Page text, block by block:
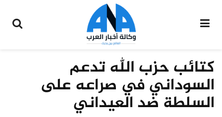
كتائب حزب الله تدعم
السوداني في صراعه على
السلطة ضد العيداني